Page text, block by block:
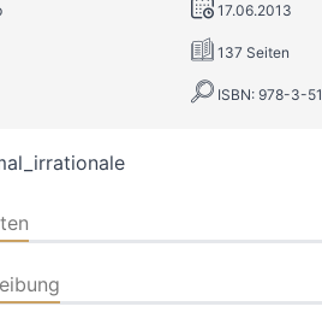
17.06.2013
137 Seiten
ISBN: 978-3-